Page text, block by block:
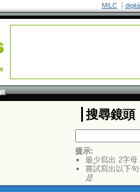
MILC
搜尋鏡頭
提示:
最少寫出 2字母
嘗試寫出以下
是